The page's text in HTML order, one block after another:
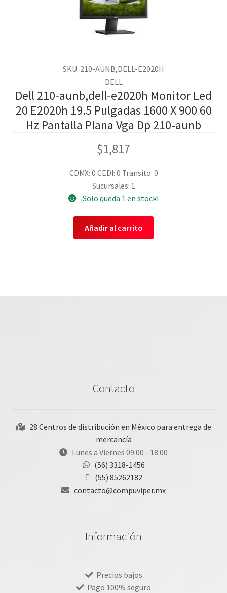
SKU: 210-AUNB,DELL-E2020H
DELL
Dell 210-aunb,dell-e2020h Monitor Led
20 E2020h 19.5 Pulgadas 1600 X 900 60
Hz Pantalla Plana Vga Dp 210-aunb
$1,817
CDMX: 0 CEDI: 0 Transito: 0
Sucursales: 1
¡Solo queda 1 en stock!
Añadir al carrito
Contacto
28 Centros de distribución en México para entrega de
mercancía
Lunes a Viernes 09:00 - 18:00
(56) 3318-1456
(55) 85262182
contacto@compuviper.mx
Información
Precios bajos
Pago 100% seguro